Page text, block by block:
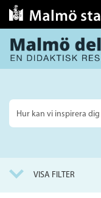
Sök
på
VISA FILTER